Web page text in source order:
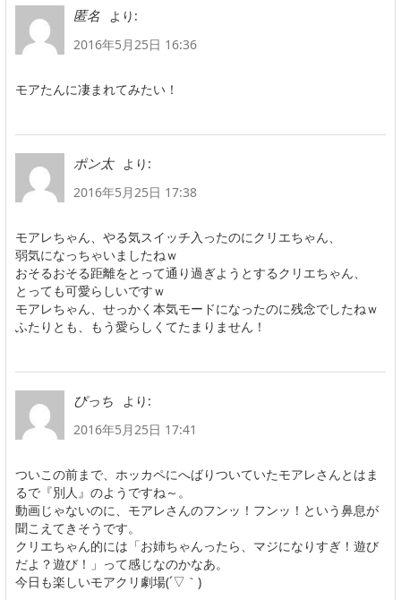
匿名
より:
2016年5月25日 16:36
モアたんに凄まれてみたい！
ポン太
より:
2016年5月25日 17:38
モアレちゃん、やる気スイッチ入ったのにクリエちゃん、
弱気になっちゃいましたねｗ
おそるおそる距離をとって通り過ぎようとするクリエちゃん、
とっても可愛らしいですｗ
モアレちゃん、せっかく本気モードになったのに残念でしたねｗ
ふたりとも、もう愛らしくてたまりません！
ぴっち
より:
2016年5月25日 17:41
ついこの前まで、ホッカペにへばりついていたモアレさんとはま
るで『別人』のようですね～。
動画じゃないのに、モアレさんのフンッ！フンッ！という鼻息が
聞こえてきそうです。
クリエちゃん的には「お姉ちゃんったら、マジになりすぎ！遊び
だよ？遊び！」って感じなのかなあ。
今日も楽しいモアクリ劇場(´▽｀)